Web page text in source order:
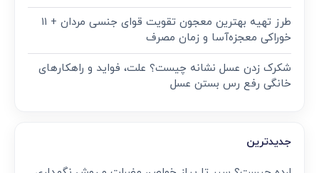
طرز تهیه بهترین معجون تقویت قوای جنسی مردان + ۱۱
خوراکی معجزه‌آسا و زمان مصرف
شکرک زدن عسل نشانه چیست؟ علت، فواید و راهکارهای
خانگی رفع رس بستن عسل
جدیدترین